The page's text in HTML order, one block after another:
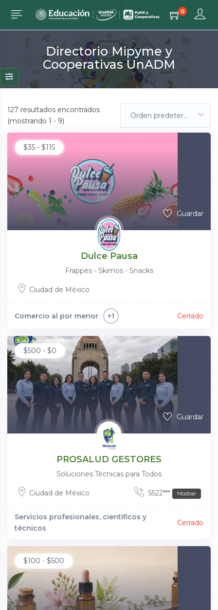
0
Directorio Mipyme y
Cooperativas UnADM
127 resultados encontrados
(mostrando 1 - 9)
Orden predeterminada
$35 - $115
Guardar
Dulce Pausa
Frappes - Skimos - Snacks
Ciudad de México
Comercio al por menor +1 Cerrado
$500 - $0
Guardar
PROSALUD GESTORES
Soluciones Técnicas para Todos
Ciudad de México 5522*** Mostrar
Servicios profesionales, científicos y
técnicos
Cerrado
$100 - $500